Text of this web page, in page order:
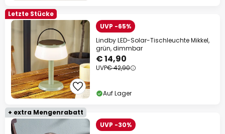
Letzte Stücke
UVP -65%
Lindby LED-Solar-Tischleuchte Mikkel,
grün, dimmbar
€ 14,90
UVP€ 42,90
Auf Lager
+ extra Mengenrabatt
UVP -30%